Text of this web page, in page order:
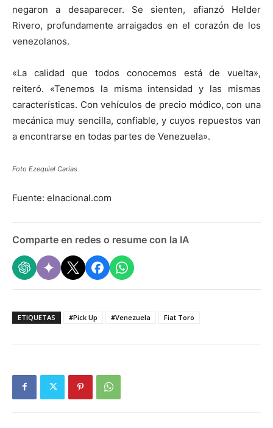
negaron a desaparecer. Se sienten, afianzó Helder
Rivero, profundamente arraigados en el corazón de los
venezolanos.
«La calidad que todos conocemos está de vuelta»,
reiteró. «Tenemos la misma intensidad y las mismas
características. Con vehículos de precio módico, con una
mecánica muy sencilla, confiable, y cuyos repuestos van
a encontrarse en todas partes de Venezuela».
Foto Ezequiel Carías
Fuente: elnacional.com
Comparte en redes o resume con la IA
ETIQUETAS #Pick Up #Venezuela Fiat Toro